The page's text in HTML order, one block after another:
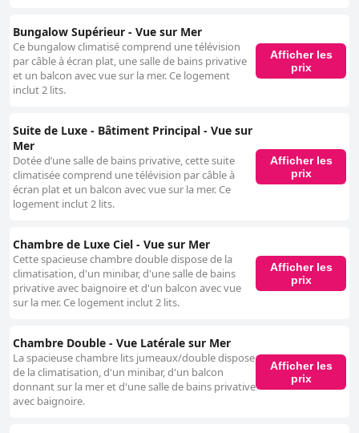
Bungalow Supérieur - Vue sur Mer
Ce bungalow climatisé comprend une télévision
par câble à écran plat, une salle de bains privative
et un balcon avec vue sur la mer. Ce logement
inclut 2 lits.
Afficher les
prix
Suite de Luxe - Bâtiment Principal - Vue sur
Mer
Dotée d’une salle de bains privative, cette suite
climatisée comprend une télévision par câble à
écran plat et un balcon avec vue sur la mer. Ce
logement inclut 2 lits.
Afficher les
prix
Chambre de Luxe Ciel - Vue sur Mer
Cette spacieuse chambre double dispose de la
climatisation, d'un minibar, d'une salle de bains
privative avec baignoire et d'un balcon avec vue
sur la mer. Ce logement inclut 2 lits.
Afficher les
prix
Chambre Double - Vue Latérale sur Mer
La spacieuse chambre lits jumeaux/double dispose
de la climatisation, d'un minibar, d'un balcon
donnant sur la mer et d'une salle de bains privative
avec baignoire.
Afficher les
prix